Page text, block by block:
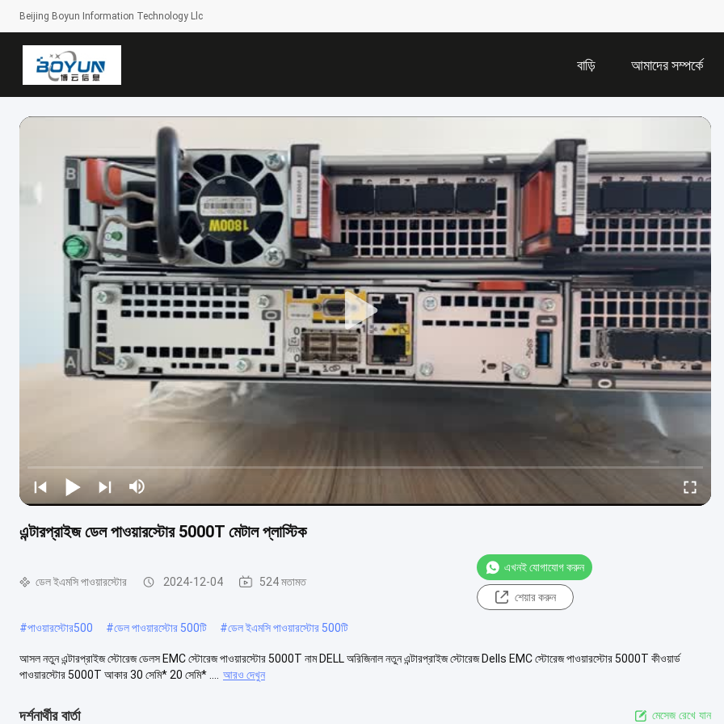
Beijing Boyun Information Technology Llc
বাড়ি আমাদের সম্পর্কে
এন্টারপ্রাইজ ডেল পাওয়ারস্টোর 5000T মেটাল প্লাস্টিক
ডেল ইএমসি পাওয়ারস্টোর 2024-12-04 524 মতামত
এখনই যোগাযোগ করুন
শেয়ার করুন
#পাওয়ারস্টোর500 #ডেল পাওয়ারস্টোর 500টি #ডেল ইএমসি পাওয়ারস্টোর 500টি
আসল নতুন এন্টারপ্রাইজ স্টোরেজ ডেলস EMC স্টোরেজ পাওয়ারস্টোর 5000T নাম DELL অরিজিনাল নতুন এন্টারপ্রাইজ স্টোরেজ Dells EMC স্টোরেজ পাওয়ারস্টোর 5000T কীওয়ার্ড
পাওয়ারস্টোর 5000T আকার 30 সেমি* 20 সেমি* ....
আরও দেখুন
দর্শনার্থীর বার্তা মেসেজ রেখে যান